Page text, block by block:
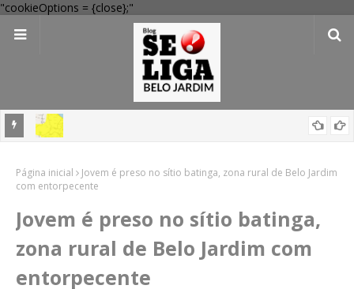
"cookieOptions = {close};"
'Perigo potencial': 58 municípios do interior de PE recebem novo
Jardim com investimento de R$ 236 milhões
Página inicial
Jovem é preso no sítio batinga, zona rural de Belo Jardim
com entorpecente
Jovem é preso no sítio batinga,
zona rural de Belo Jardim com
entorpecente